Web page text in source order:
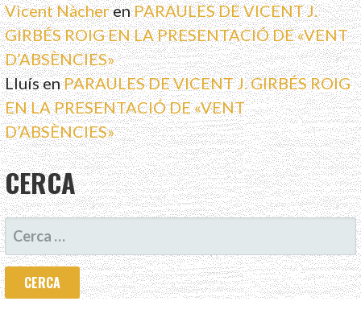
Vicent NàcherenPARAULES DE VICENT J.
GIRBÉS ROIG EN LA PRESENTACIÓ DE «VENT
D’ABSÈNCIES»
LluísenPARAULES DE VICENT J. GIRBÉS ROIG
EN LA PRESENTACIÓ DE «VENT
D’ABSÈNCIES»
CERCA
CERCA: